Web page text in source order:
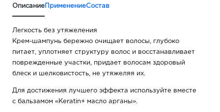
Описание ПрименениеСостав
Легкость без утяжеления
Крем-шампунь бережно очищает волосы, глубоко
питает, уплотняет структуру волос и восстанавливает
поврежденные участки, придает волосам здоровый
блеск и шелковистость, не утяжеляя их.
Для достижения лучшего эффекта используйте вместе
с бальзамом «Keratin+ масло арганы».